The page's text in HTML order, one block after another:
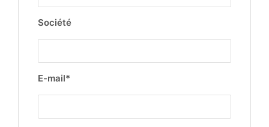
Société
E-mail*